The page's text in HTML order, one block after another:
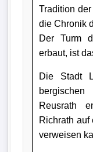
Tradition
die Chronik
Der Turm
erbaut, ist
Die Stadt
Reusrath
Richrath
verweisen